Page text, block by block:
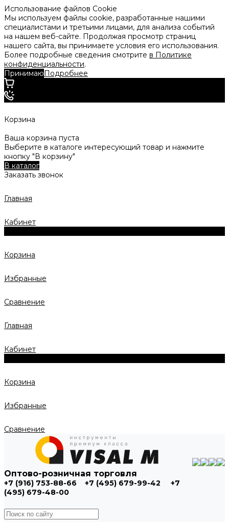
Использование файлов Cookie
Мы используем файлы cookie, разработанные нашими
специалистами и третьими лицами, для анализа событий
на нашем веб-сайте. Продолжая просмотр страниц
нашего сайта, вы принимаете условия его использования.
Более подробные сведения смотрите в Политике
конфиденциальности.
ПринимаюПодробнее
Корзина
Ваша корзина пуста
Выберите в каталоге интересующий товар и нажмите
кнопку "В корзину"
В каталог
Заказать звонок
Главная
Кабинет
Корзина
Избранные
Сравнение
Главная
Кабинет
Корзина
Избранные
Сравнение
Оптово-розничная торговля
+7 (916) 753-88-66 +7 (495) 679-99-42
+7
(495) 679-48-00